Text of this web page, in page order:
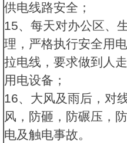
供电线路安全；
15、每天对办公区、
理，严格执行安全用
拉电线，要求做到人
用电设备；
16、大风及雨后，对
风，防砸，防碾压，
电及触电事故。